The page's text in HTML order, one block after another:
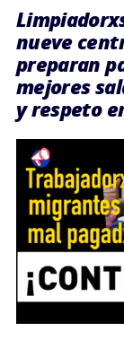
nueve
preparan
mejores
y respeto